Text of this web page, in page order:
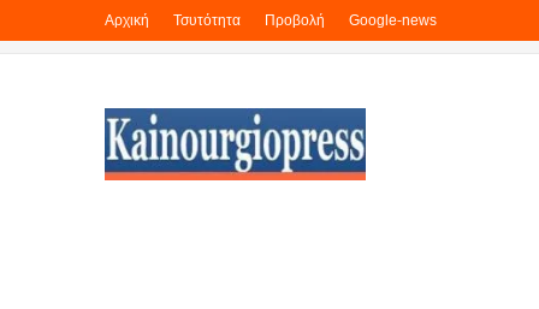
Αρχική Τσυτότητα Προβολή Google-news